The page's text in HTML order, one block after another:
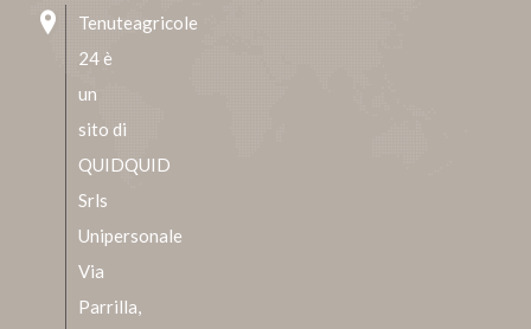
Tenuteagricole
24 è
un
sito di
QUIDQUID
Srls
Unipersonale
Via
Parrilla,